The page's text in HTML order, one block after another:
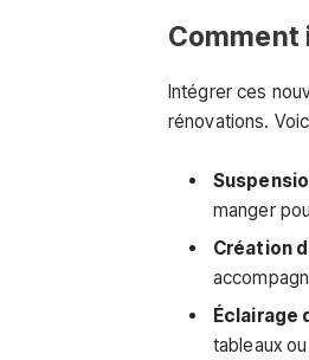
Comment
Intégrer ces
rénovations.
manger
Création
Éclairage
tableaux